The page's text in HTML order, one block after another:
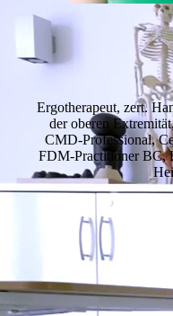
Ergotherapeut, zert.
der oberen
CMD-Professional,
FDM-Practitioner BC,